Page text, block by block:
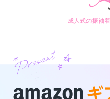
成人式の振袖